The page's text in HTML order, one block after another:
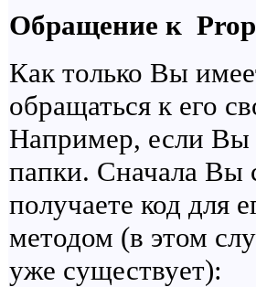
Обращение к
Как только Вы
обращаться к его
Например, если Вы
папки. Сначала Вы
получаете код для
методом (в этом
уже существует):